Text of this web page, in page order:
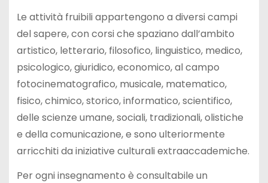
Le attività fruibili appartengono a diversi campi
del sapere, con corsi che spaziano dall’ambito
artistico, letterario, filosofico, linguistico, medico,
psicologico, giuridico, economico, al campo
fotocinematografico, musicale, matematico,
fisico, chimico, storico, informatico, scientifico,
delle scienze umane, sociali, tradizionali, olistiche
e della comunicazione, e sono ulteriormente
arricchiti da iniziative culturali extraaccademiche.
Per ogni insegnamento è consultabile un